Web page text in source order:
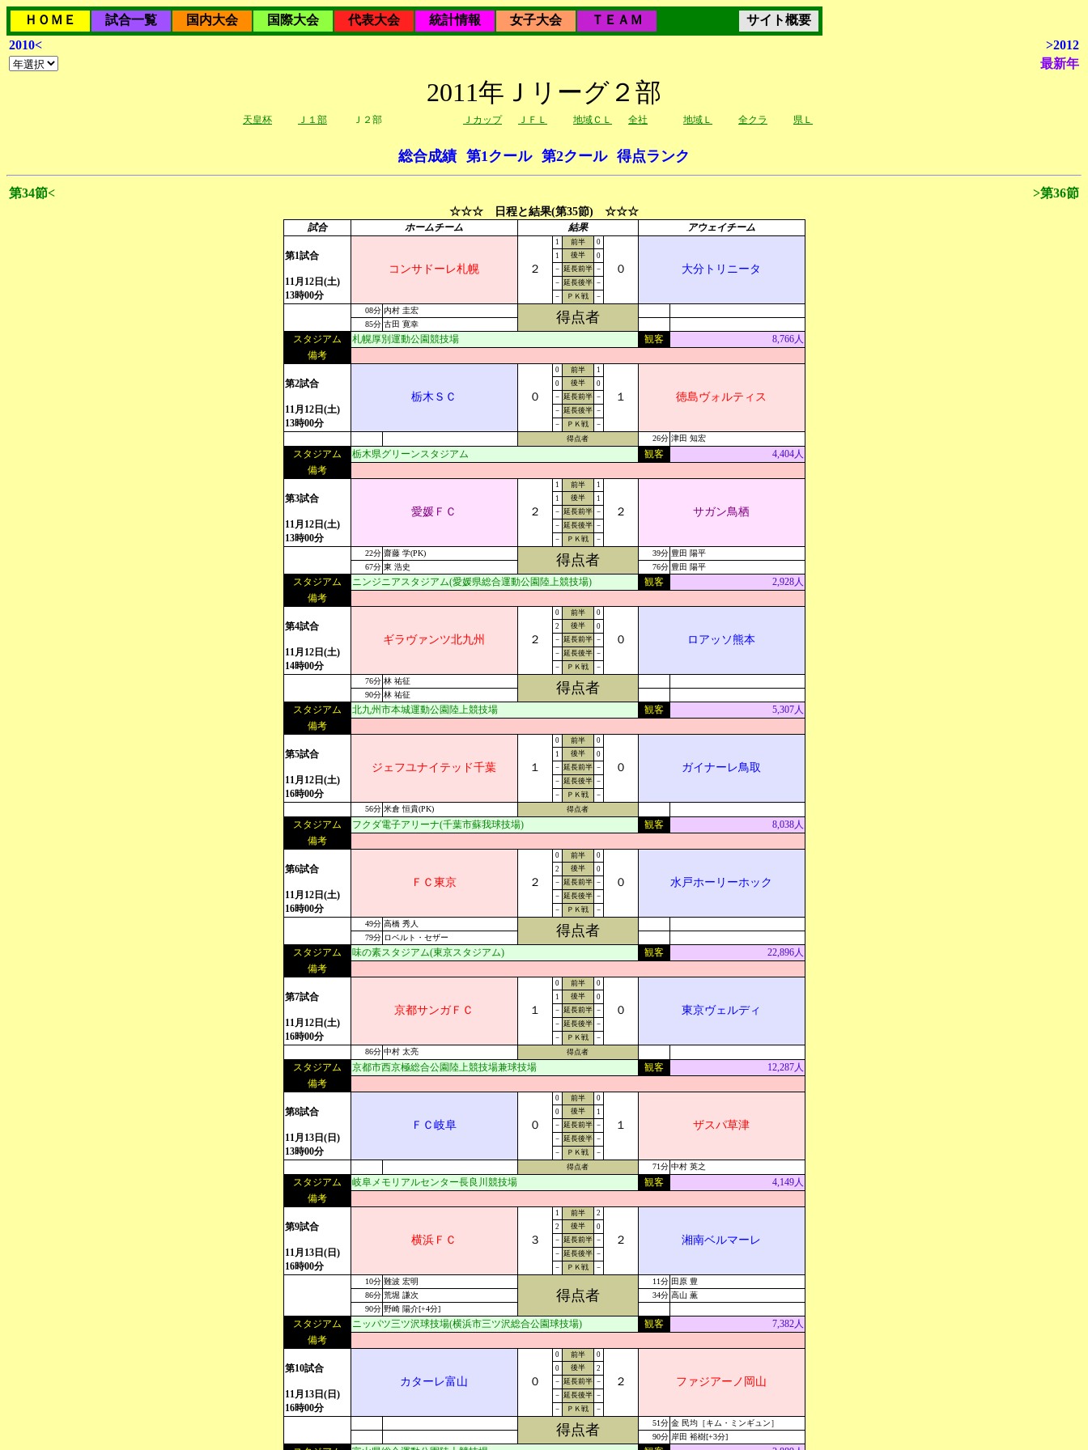
ＨＯＭＥ 試合一覧 国内大会 国際大会 代表大会 統計情報 女子大会 ＴＥＡＭ
サイト概要
2010<
>2012
最新年
2011年Ｊリーグ２部
天皇杯 Ｊ１部 Ｊ２部 Ｊカップ ＪＦＬ 地域ＣＬ 全社 地域Ｌ 全クラ 県Ｌ
総合成績 第1クール 第2クール 得点ランク
第34節< >第36節
☆☆☆ 日程と結果(第35節) ☆☆☆
試合 ホームチーム 結果 アウェイチーム
第1試合
11月12日(土)
13時00分
コンサドーレ札幌 ２
1 前半 0
０ 大分トリニータ
1 後半
0
－ 延長前半 －
－ 延長後半 －
－
ＰＫ戦 －
08分 内村 圭宏 得点者
85分 古田 寛幸
スタジアム 札幌厚別運動公園競技場 観客
8,766人
備考
第2試合
11月12日(土)
13時00分
栃木ＳＣ ０
0 前半 1
１ 徳島ヴォルティス
0 後半
0
－ 延長前半 －
－ 延長後半 －
－
ＰＫ戦
－
得点者
26分 津田 知宏
スタジアム 栃木県グリーンスタジアム 観客
4,404人
備考
第3試合
11月12日(土)
13時00分
愛媛ＦＣ ２
1 前半 1
２ サガン鳥栖
1 後半
1
－ 延長前半 －
－ 延長後半 －
－
ＰＫ戦 －
22分 齋藤 学(PK) 得点者 39分 豊田 陽平
67分 東 浩史 76分 豊田 陽平
スタジアム ニンジニアスタジアム(愛媛県総合運動公園陸上競技場) 観客
2,928人
備考
第4試合
11月12日(土)
14時00分
ギラヴァンツ北九州 ２
0 前半 0
０ ロアッソ熊本
2 後半
0
－ 延長前半 －
－ 延長後半 －
－
ＰＫ戦 －
76分 林 祐征 得点者
90分 林 祐征
スタジアム 北九州市本城運動公園陸上競技場 観客
5,307人
備考
第5試合
11月12日(土)
16時00分
ジェフユナイテッド千葉 １
0 前半 0
０ ガイナーレ鳥取
1 後半
0
－ 延長前半 －
－ 延長後半 －
－
ＰＫ戦 －
56分 米倉 恒貴(PK) 得点者
スタジアム フクダ電子アリーナ(千葉市蘇我球技場) 観客
8,038人
備考
第6試合
11月12日(土)
16時00分
ＦＣ東京 ２
0 前半 0
０ 水戸ホーリーホック
2 後半
0
－ 延長前半 －
－ 延長後半 －
－
ＰＫ戦 －
49分 高橋 秀人 得点者
79分 ロベルト・セザー
スタジアム 味の素スタジアム(東京スタジアム) 観客
22,896人
備考
第7試合
11月12日(土)
16時00分
京都サンガＦＣ １
0 前半 0
０ 東京ヴェルディ
1 後半
0
－ 延長前半 －
－ 延長後半 －
－
ＰＫ戦 －
86分 中村 太亮 得点者
スタジアム 京都市西京極総合公園陸上競技場兼球技場 観客
12,287人
備考
第8試合
11月13日(日)
13時00分
ＦＣ岐阜 ０
0 前半 0
１ ザスパ草津
0 後半
1
－ 延長前半 －
－ 延長後半 －
－
ＰＫ戦
－
得点者
71分 中村 英之
スタジアム 岐阜メモリアルセンター長良川競技場 観客
4,149人
備考
第9試合
11月13日(日)
16時00分
横浜ＦＣ ３
1 前半 2
２ 湘南ベルマーレ
2 後半
0
－ 延長前半 －
－ 延長後半 －
－
ＰＫ戦 －
10分 難波 宏明
得点者
11分 田原 豊
86分 荒堀 謙次 34分 高山 薫
90分 野崎 陽介[+4分]
スタジアム ニッパツ三ツ沢球技場(横浜市三ツ沢総合公園球技場) 観客
7,382人
備考
第10試合
11月13日(日)
16時00分
カターレ富山 ０
0 前半 0
２ ファジアーノ岡山
0 後半
2
－ 延長前半 －
－ 延長後半 －
－
ＰＫ戦 －
得点者 51分 金 民均［キム・ミンギュン］
90分 岸田 裕樹[+3分]